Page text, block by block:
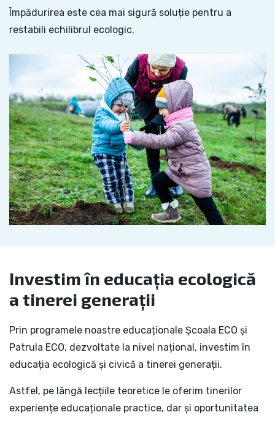
Împădurirea este cea mai sigură soluție pentru a
restabili echilibrul ecologic.
Investim în educația ecologică
a tinerei generații
Prin programele noastre educaționale Școala ECO și
Patrula ECO, dezvoltate la nivel național, investim în
educația ecologică și civică a tinerei generații.
Astfel, pe lângă lecțiile teoretice le oferim tinerilor
experiențe educaționale practice, dar și oportunitatea